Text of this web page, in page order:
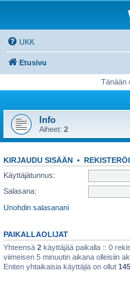
UKK
Etusivu
Tänään
Info
Aiheet: 2
KIRJAUDU SISÄÄN •
Käyttäjätunnus:
Salasana:
Unohdin salasanani
PAIKALLAOLIJAT
Yhteensä 2 käyttäjää paikalla :: 0
viimeisen 5 minuutin aikana olleisiin
Eniten yhtaikaisia käyttäjiä on ollut 145